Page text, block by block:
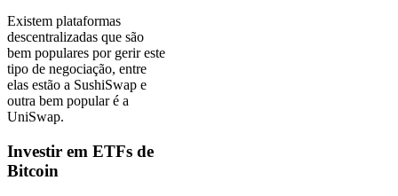
Existem plataformas
descentralizadas que são
bem populares por gerir este
tipo de negociação, entre
elas estão a SushiSwap e
outra bem popular é a
UniSwap.
Investir em ETFs de
Bitcoin